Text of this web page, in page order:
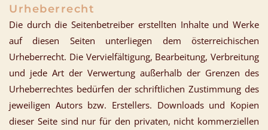
Urheberrecht
Die durch die Seitenbetreiber erstellten Inhalte und Werke
auf diesen Seiten unterliegen dem österreichischen
Urheberrecht. Die Vervielfältigung, Bearbeitung, Verbreitung
und jede Art der Verwertung außerhalb der Grenzen des
Urheberrechtes bedürfen der schriftlichen Zustimmung des
jeweiligen Autors bzw. Erstellers. Downloads und Kopien
dieser Seite sind nur für den privaten, nicht kommerziellen